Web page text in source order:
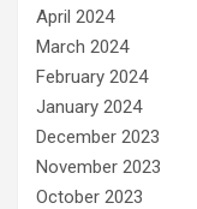
April 2024
March 2024
February 2024
January 2024
December 2023
November 2023
October 2023